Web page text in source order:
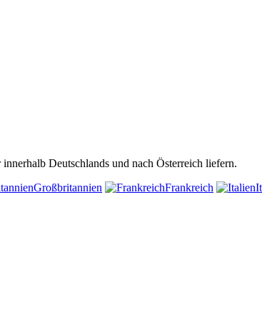
Deutschlands und nach Österreich liefern.
Großbritannien Frankreich